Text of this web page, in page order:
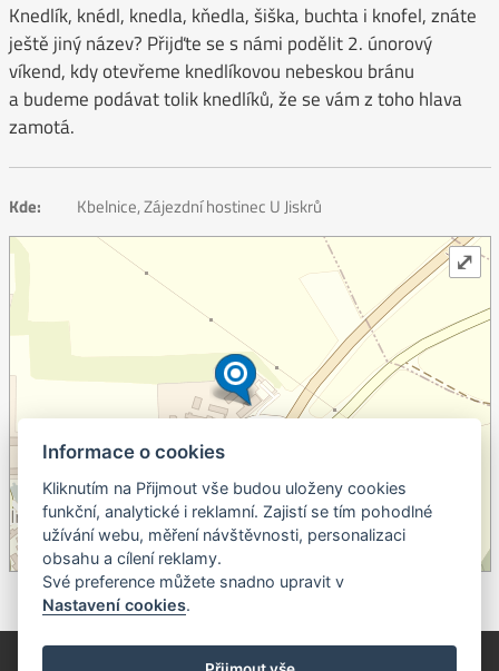
Knedlík, knédl, knedla, kňedla, šiška, buchta i knofel, znáte
ještě jiný název? Přijďte se s námi podělit 2. únorový
víkend, kdy otevřeme knedlíkovou nebeskou bránu
a budeme podávat tolik knedlíků, že se vám z toho hlava
zamotá.
Kde: Kbelnice, Zájezdní hostinec U Jiskrů
©OpenStreetMapcontributors.
⤢
© Píseckem / Kalendárium (Změna programu vyhrazena!)
(Cookies)
Informace o cookies
Kliknutím na Přijmout vše budou uloženy cookies
funkční, analytické i reklamní. Zajistí se tím pohodlné
užívání webu, měření návštěvnosti, personalizaci
obsahu a cílení reklamy.
Své preference můžete snadno upravit v
Nastavení cookies.